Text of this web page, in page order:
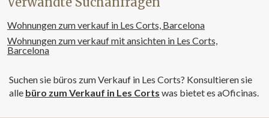
traditionellen Dienstleistungen und bereichert so das
Leben in dieser begehrten und privilegierten Umgebung.
Können Sie sich vorstellen, hier zu wohnen? Kontaktieren
Sie uns – wir beraten Sie gerne!
Wohnungen zum verkauf in Les Corts, Barcelona
Wohnungen zum verkauf mit ansichten in Les Corts,
Barcelona
Suchen sie büros zum Verkauf in Les Corts? Konsultieren sie
alle büro zum Verkauf in Les Corts was bietet es aOficinas.